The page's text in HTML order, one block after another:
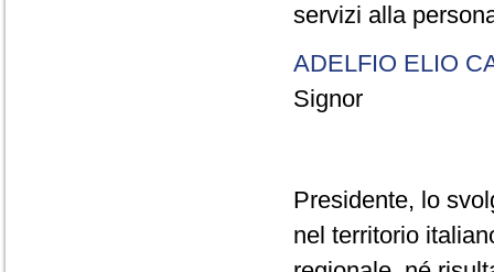
servizi alla
ADELFIO ELIO
Signor
Presidente, lo
nel territorio